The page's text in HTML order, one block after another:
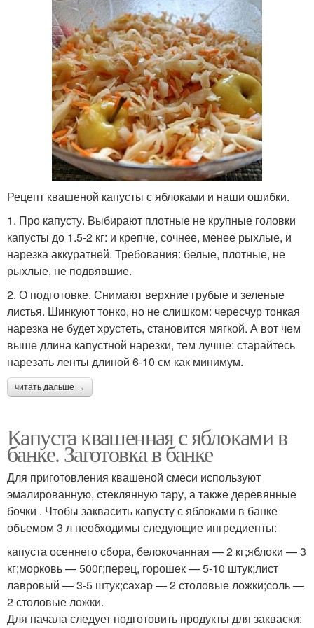
Рецепт квашеной капусты с яблоками и наши ошибки.
1. Про капусту. Выбирают плотные не крупные головки
капусты до 1.5-2 кг: и крепче, сочнее, менее рыхлые, и
нарезка аккуратней. Требования: белые, плотные, не
рыхлые, не подвявшие.
2. О подготовке. Снимают верхние грубые и зеленые
листья. Шинкуют тонко, но не слишком: чересчур тонкая
нарезка не будет хрустеть, становится мягкой. А вот чем
выше длина капустной нарезки, тем лучше: старайтесь
нарезать ленты длиной 6-10 см как минимум.
читать дальше →
Капуста квашенная с яблоками в
банке. Заготовка в банке
Для приготовления квашеной смеси используют
эмалированную, стеклянную тару, а также деревянные
бочки . Чтобы заквасить капусту с яблоками в банке
объемом 3 л необходимы следующие ингредиенты:
капуста осеннего сбора, белокочанная — 2 кг;яблоки — 3
кг;морковь — 500г;перец, горошек — 5-10 штук;лист
лавровый — 3-5 штук;сахар — 2 столовые ложки;соль —
2 столовые ложки.
Для начала следует подготовить продукты для закваски: